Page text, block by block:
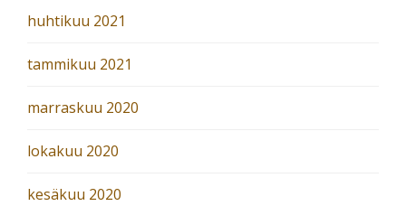
huhtikuu 2021
tammikuu 2021
marraskuu 2020
lokakuu 2020
kesäkuu 2020